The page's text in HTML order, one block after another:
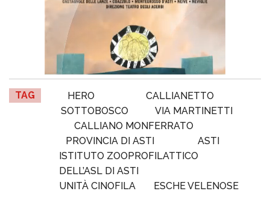
TAG HERO
CALLIANETTO
SOTTOBOSCO
VIA MARTINETTI
CALLIANO MONFERRATO
PROVINCIA DI ASTI
ASTI
ISTITUTO ZOOPROFILATTICO
DELL’ASL DI ASTI
UNITÀ CINOFILA
ESCHE VELENOSE